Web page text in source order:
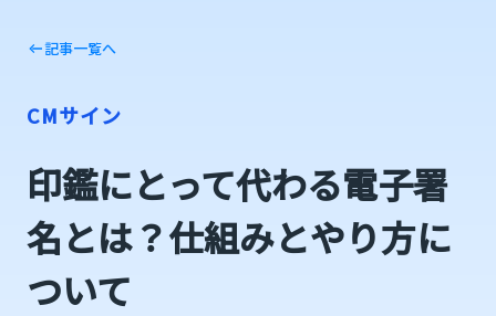
記事一覧へ
CMサイン
印鑑にとって代わる電子署
名とは？仕組みとやり方に
ついて